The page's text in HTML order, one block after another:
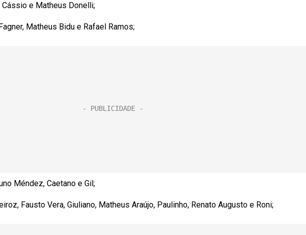
e Matheus Donelli;
Matheus Bidu e Rafael Ramos;
Méndez, Caetano e Gil;
Fausto Vera, Giuliano, Matheus Araújo, Paulinho, Renato Augusto e Roni;